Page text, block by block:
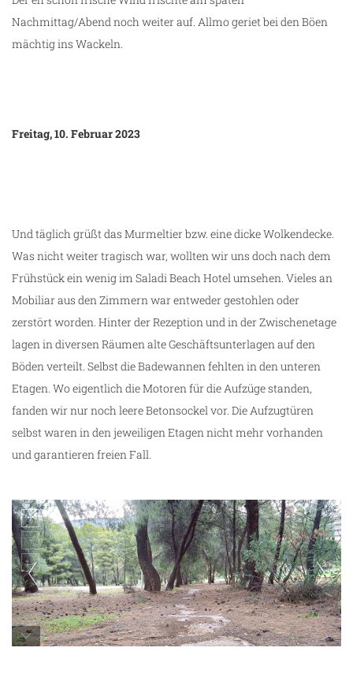
Nachmittag/Abend noch weiter auf. Allmo geriet bei den Böen
mächtig ins Wackeln.
Freitag, 10. Februar 2023
Und täglich grüßt das Murmeltier bzw. eine dicke Wolkendecke.
Was nicht weiter tragisch war, wollten wir uns doch nach dem
Frühstück ein wenig im Saladi Beach Hotel umsehen. Vieles an
Mobiliar aus den Zimmern war entweder gestohlen oder
zerstört worden. Hinter der Rezeption und in der Zwischenetage
lagen in diversen Räumen alte Geschäftsunterlagen auf den
Böden verteilt. Selbst die Badewannen fehlten in den unteren
Etagen. Wo eigentlich die Motoren für die Aufzüge standen,
fanden wir nur noch leere Betonsockel vor. Die Aufzugtüren
selbst waren in den jeweiligen Etagen nicht mehr vorhanden
und garantieren freien Fall.